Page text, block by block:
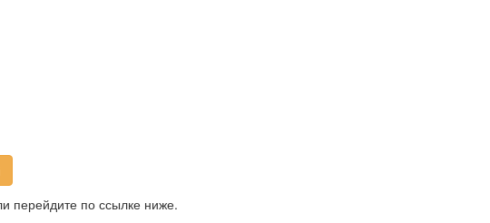
перейдите по ссылке ниже.